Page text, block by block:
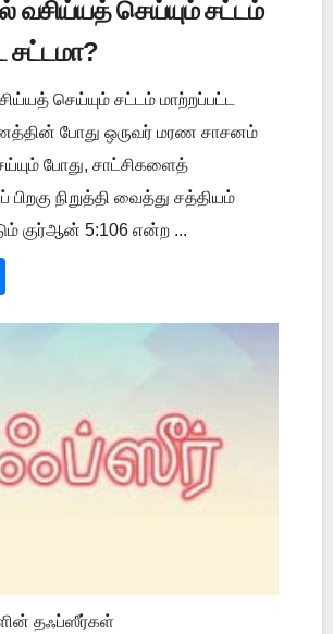
வசிய்யத் செய்யும் சட்டம்
சட்டமா?
செய்யும் சட்டம் மாற்றப்பட்ட
போது ஒருவர் மரண சாசனம்
போது, சாட்சிகளைத்
நிறுத்தி வைத்து சத்தியம்
குர்ஆன் 5:106 என்ற ...
தஃப்ஸீர்கள்